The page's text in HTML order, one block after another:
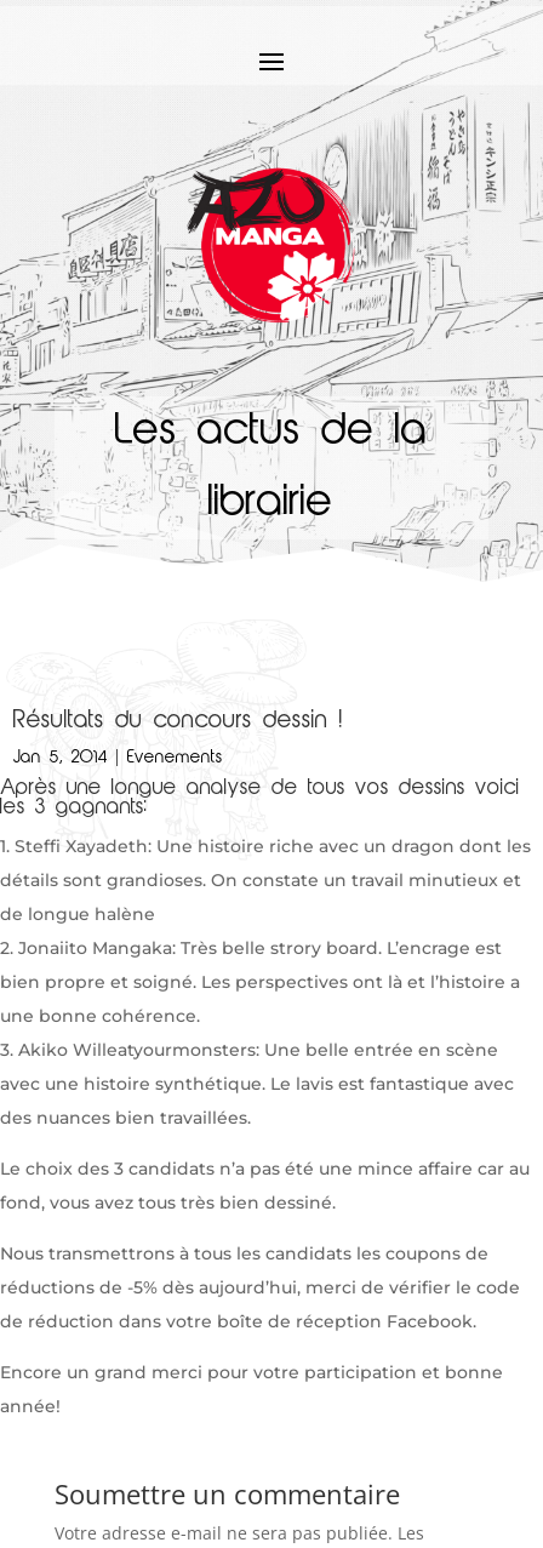
Les actus de la
librairie
Résultats du concours dessin !
Jan 5, 2014 |Evenements
Après une longue analyse de tous vos dessins voici
les 3 gagnants:
1. Steffi Xayadeth: Une histoire riche avec un dragon dont les
détails sont grandioses. On constate un travail minutieux et
de longue halène
2. Jonaiito Mangaka: Très belle strory board. L’encrage est
bien propre et soigné. Les perspectives ont là et l’histoire a
une bonne cohérence.
3. Akiko Willeatyourmonsters: Une belle entrée en scène
avec une histoire synthétique. Le lavis est fantastique avec
des nuances bien travaillées.
Le choix des 3 candidats n’a pas été une mince affaire car au
fond, vous avez tous très bien dessiné.
Nous transmettrons à tous les candidats les coupons de
réductions de -5% dès aujourd’hui, merci de vérifier le code
de réduction dans votre boîte de réception Facebook.
Encore un grand merci pour votre participation et bonne
année!
Soumettre un commentaire
Votre adresse e-mail ne sera pas publiée. Les